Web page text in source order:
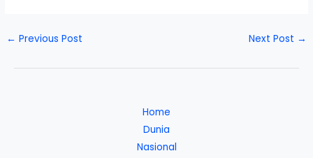
← Previous Post Next Post →
Home
Dunia
Nasional